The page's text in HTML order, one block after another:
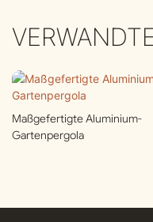
Maßgefertigte Aluminium-
Gartenpergola